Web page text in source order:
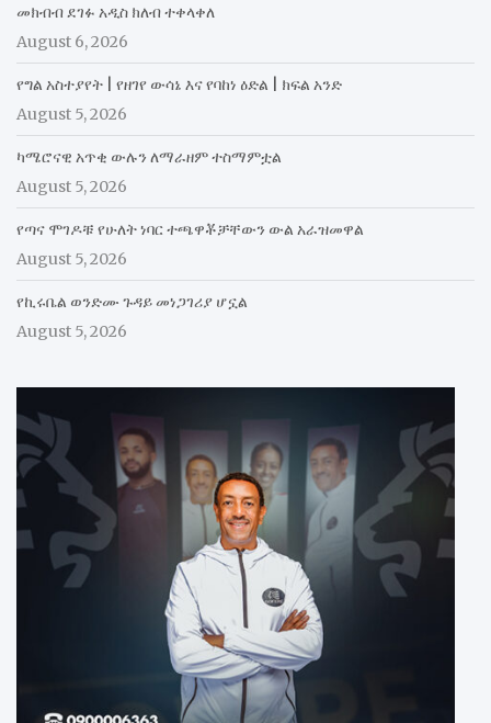
መክብብ ደገፉ አዲስ ክለብ ተቀላቀለ
August 6, 2026
የግል አስተያየት | የዘገየ ውሳኔ እና የባከነ ዕድል | ክፍል አንድ
August 5, 2026
ካሜሮናዊ አጥቂ ውሉን ለማራዘም ተስማምቷል
August 5, 2026
የጣና ሞገዶቹ የሁለት ነባር ተጫዋቾቻቸውን ውል አራዝመዋል
August 5, 2026
የኪሩቤል ወንድሙ ጉዳይ መነጋገሪያ ሆኗል
August 5, 2026